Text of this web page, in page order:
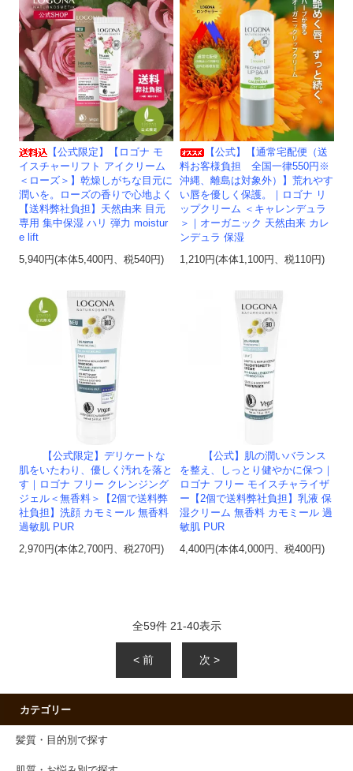
【公式限定】【ロゴナ モ
イスチャーリフト アイクリーム
＜ローズ＞】乾燥しがちな目元に
潤いを。ローズの香りで心地よく
【送料弊社負担】天然由来 目元
専用 集中保湿 ハリ 弾力 moistur
e lift
5,940円(本体5,400円、税540円)
【公式】【通常宅配便（送
料お客様負担 全国一律550円※
沖縄、離島は対象外）】荒れやす
い唇を優しく保護。｜ロゴナ リ
ップクリーム ＜キャレンデュラ
＞｜オーガニック 天然由来 カレ
ンデュラ 保湿
1,210円(本体1,100円、税110円)
【公式限定】デリケートな
肌をいたわり、優しく汚れを落と
す｜ロゴナ フリー クレンジング
ジェル＜無香料＞【2個で送料弊
社負担】洗顔 カモミール 無香料
過敏肌 PUR
2,970円(本体2,700円、税270円)
【公式】肌の潤いバランス
を整え、しっとり健やかに保つ｜
ロゴナ フリー モイスチャライザ
ー【2個で送料弊社負担】乳液 保
湿クリーム 無香料 カモミール 過
敏肌 PUR
4,400円(本体4,000円、税400円)
全59件 21-40表示
< 前 次 >
カテゴリー
髪質・目的別で探す